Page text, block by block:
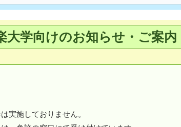
大学向けのお知らせ・ご案内
実施しておりません。